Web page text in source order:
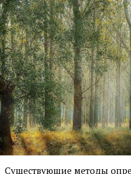
Существующие методы